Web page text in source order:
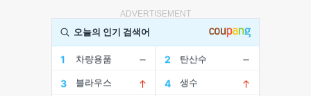
ADVERTISEMENT